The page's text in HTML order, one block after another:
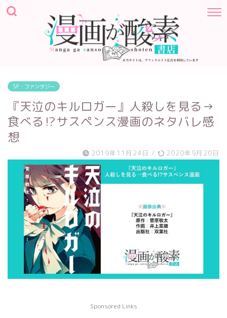
SF・ファンタジー
『天泣のキルロガー』人殺しを見る→
食べる⁉︎サスペンス漫画のネタバレ感
想
2019年11月24日 / 2020年9月20日
Sponsored Links